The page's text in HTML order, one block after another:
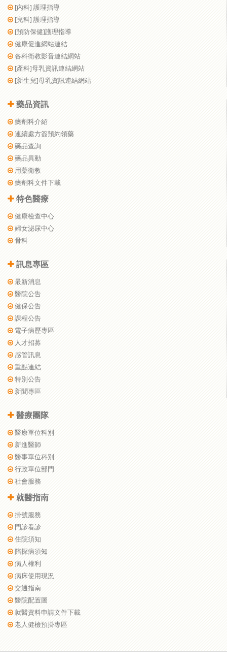
[內科] 護理指導
[兒科] 護理指導
[預防保健]護理指導
健康促進網站連結
各科衛教影音連結網站
[產科]母乳資訊連結網站
[新生兒]母乳資訊連結網站
藥品資訊
藥劑科介紹
連續處方簽預約領藥
藥品查詢
藥品異動
用藥衛教
藥劑科文件下載
特色醫療
健康檢查中心
婦女泌尿中心
骨科
訊息專區
最新消息
醫院公告
健保公告
課程公告
電子病歷專區
人才招募
感管訊息
重點連結
特別公告
新聞專區
醫療團隊
醫療單位科別
新進醫師
醫事單位科別
行政單位部門
社會服務
就醫指南
掛號服務
門診看診
住院須知
陪探病須知
病人權利
病床使用現況
交通指南
醫院配置圖
就醫資料申請文件下載
老人健檢預掛專區